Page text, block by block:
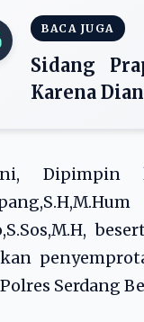
BACA JUGA
Sidang
Karena
Dipimpin
Serdang